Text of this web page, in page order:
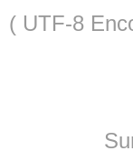
( UTF-8